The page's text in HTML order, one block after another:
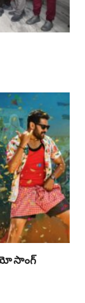
సాంగ్